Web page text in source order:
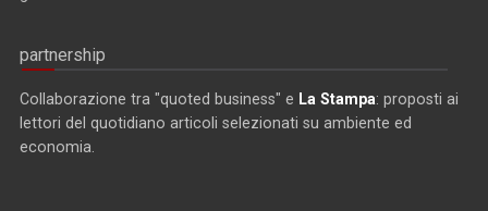
partnership
Collaborazione tra "quoted business" e La Stampa: proposti ai
lettori del quotidiano articoli selezionati su ambiente ed
economia.